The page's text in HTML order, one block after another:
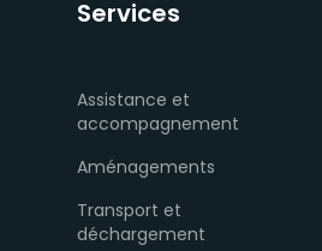
Services
Assistance et
accompagnement
Aménagements
Transport et
déchargement